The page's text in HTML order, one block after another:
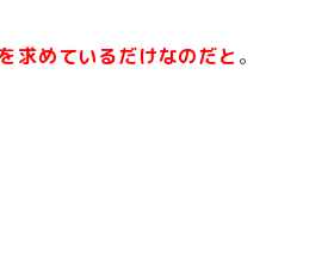
求めているだけなのだと。